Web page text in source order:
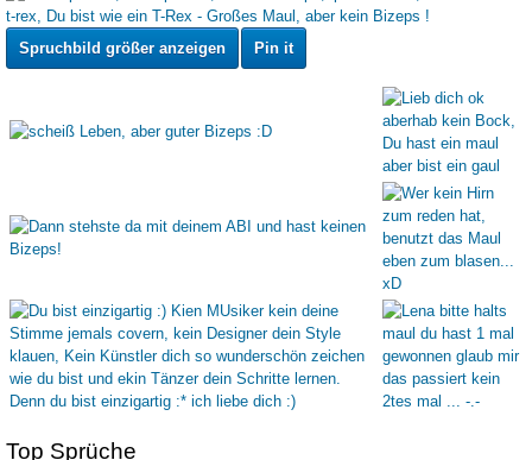
Spruchbild größer anzeigen Pin it
Top Sprüche